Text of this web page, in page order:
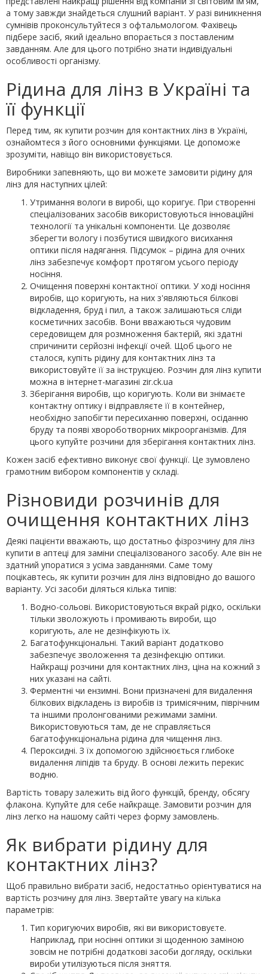
а тому завжди знайдеться слушний варіант. У разі виникнення
сумнівів проконсультуйтеся з офтальмологом. Фахівець
підбере засіб, який ідеально впорається з поставленим
завданням. Але для цього потрібно знати індивідуальні
особливості організму.
Рідина для лінз в Україні та
її функції
Перед тим, як купити розчин для контактних лінз в Україні,
ознайомтеся з його основними функціями. Це допоможе
зрозуміти, навіщо він використовується.
Виробники запевняють, що ви можете замовити рідину для
лінз для наступних цілей:
Утримання вологи в виробі, що коригує. При створенні
спеціалізованих засобів використовуються інноваційні
технології та унікальні компоненти. Це дозволяє
зберегти вологу і позбутися швидкого висихання
оптики після надягання. Підсумок – рідина для очних
лінз забезпечує комфорт протягом усього періоду
носіння.
Очищення поверхні контактної оптики. У ході носіння
виробів, що коригують, на них з'являються білкові
відкладення, бруд і пил, а також залишаються сліди
косметичних засобів. Вони вважаються чудовим
середовищем для розмноження бактерій, які здатні
спричинити серйозні інфекції очей. Щоб цього не
сталося, купіть рідину для контактних лінз та
використовуйте її за інструкцією. Розчин для лінз купити
можна в інтернет-магазині zir.ck.ua
Зберігання виробів, що коригують. Коли ви знімаєте
контактну оптику і відправляєте її в контейнер,
необхідно запобігти пересиханню поверхні, осіданню
бруду та появі хвороботворних мікроорганізмів. Для
цього купуйте розчини для зберігання контактних лінз.
Кожен засіб ефективно виконує свої функції. Це зумовлено
грамотним вибором компонентів у складі.
Різновиди розчинів для
очищення контактних лінз
Деякі пацієнти вважають, що достатньо фізрозчину для лінз
купити в аптеці для заміни спеціалізованого засобу. Але він не
здатний упоратися з усіма завданнями. Саме тому
поцікавтесь, як купити розчин для лінз відповідно до вашого
варіанту. Усі засоби діляться кілька типів:
Водно-сольові. Використовуються вкрай рідко, оскільки
тільки зволожують і промивають вироби, що
коригують, але не дезінфікують їх.
Багатофункціональні. Такий варіант додатково
забезпечує зволоження та дезінфекцію оптики.
Найкращі розчини для контактних лінз, ціна на кожний з
них указані на сайті.
Ферментні чи ензимні. Вони призначені для видалення
білкових відкладень із виробів із тримісячним, піврічним
та іншими пролонгованими режимами заміни.
Використовуються там, де не справляється
багатофункціональна рідина для чищення лінз.
Пероксидні. З їх допомогою здійснюється глибоке
видалення ліпідів та бруду. В основі лежить перекис
водню.
Вартість товару залежить від його функцій, бренду, обсягу
флакона. Купуйте для себе найкраще. Замовити розчин для
лінз легко на нашому сайті через форму замовлень.
Як вибрати рідину для
контактних лінз?
Щоб правильно вибрати засіб, недостатньо орієнтуватися на
вартість розчину для лінз. Звертайте увагу на кілька
параметрів:
Тип коригуючих виробів, які ви використовуєте.
Наприклад, при носінні оптики зі щоденною заміною
зовсім не потрібні додаткові засоби догляду, оскільки
вироби утилізуються після зняття.